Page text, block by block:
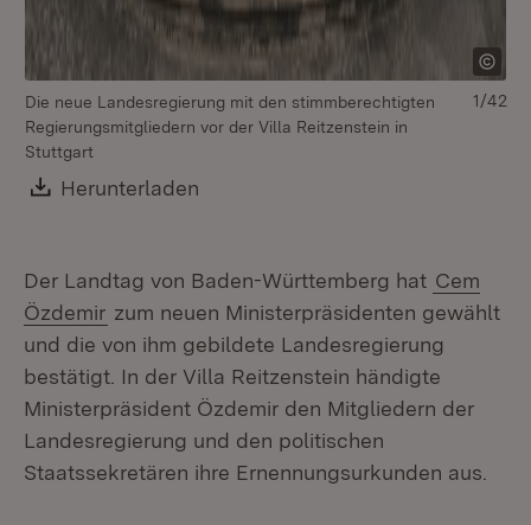
Die neue Landesregierung mit den stimmberechtigten
Regierungsmitgliedern vor der Villa Reitzenstein in
Stuttgart
Download:
Herunterladen
1/42
Der Landtag von Baden-Württemberg hat Cem
Özdemir zum neuen Ministerpräsidenten gewählt
und die von ihm gebildete Landesregierung
bestätigt. In der Villa Reitzenstein händigte
Ministerpräsident Özdemir den Mitgliedern der
Landesregierung und den politischen
Staatssekretären ihre Ernennungsurkunden aus.